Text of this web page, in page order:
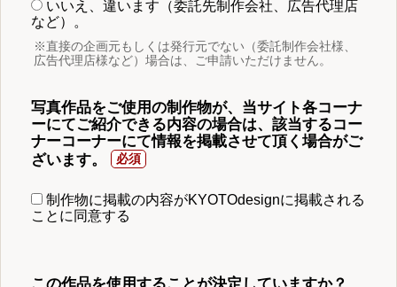
いいえ、違います（委託先制作会社、広告代理店
など）。
※直接の企画元もしくは発行元でない（委託制作会社様、
広告代理店様など）場合は、ご申請いただけません。
写真作品をご使用の制作物が、当サイト各コーナ
ーにてご紹介できる内容の場合は、該当するコー
ナーコーナーにて情報を掲載させて頂く場合がご
ざいます。
制作物に掲載の内容がKYOTOdesignに掲載される
ことに同意する